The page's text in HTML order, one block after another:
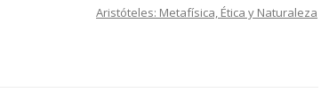
Aristóteles: Metafísica, Ética y Naturaleza